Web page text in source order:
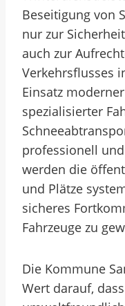
Beseitigung von
nur zur
auch zur
Verkehrsflusses
Einsatz
spezialisierter
professionell
werden die
und Plätze
sicheres
Fahrzeuge zu
Die Kommune
Wert darauf,